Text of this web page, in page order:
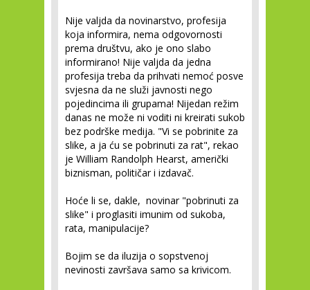
Nije valjda da novinarstvo, profesija
koja informira, nema odgovornosti
prema društvu, ako je ono slabo
informirano! Nije valjda da jedna
profesija treba da prihvati nemoć posve
svjesna da ne služi javnosti nego
pojedincima ili grupama! Nijedan režim
danas ne može ni voditi ni kreirati sukob
bez podrške medija. "Vi se pobrinite za
slike, a ja ću se pobrinuti za rat", rekao
je William Randolph Hearst, američki
biznisman, političar i izdavač.
Hoće li se, dakle, novinar "pobrinuti za
slike" i proglasiti imunim od sukoba,
rata, manipulacije?
Bojim se da iluzija o sopstvenoj
nevinosti završava samo sa krivicom.